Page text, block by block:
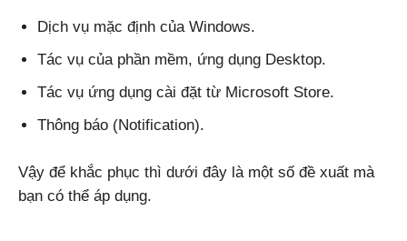
Dịch vụ mặc định của Windows.
Tác vụ của phần mềm, ứng dụng Desktop.
Tác vụ ứng dụng cài đặt từ Microsoft Store.
Thông báo (Notification).
Vậy để khắc phục thì dưới đây là một số đề xuất mà
bạn có thể áp dụng.